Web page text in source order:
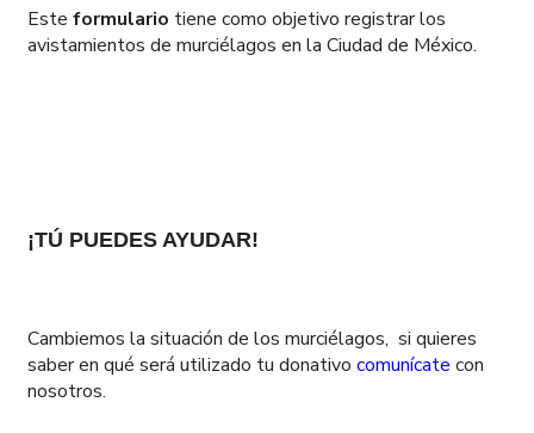
Este formulario tiene como objetivo registrar los
avistamientos de murciélagos en la Ciudad de México.
¡TÚ PUEDES AYUDAR!
Cambiemos la situación de los murciélagos, si quieres
saber en qué será utilizado tu donativo comunícate con
nosotros.